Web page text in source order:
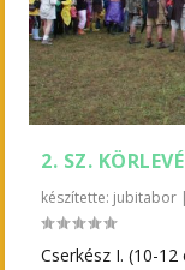
2. SZ.
készítette: jubitabor
Cserkész I. (10-